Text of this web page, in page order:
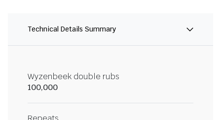
Technical Details Summary
Wyzenbeek double rubs
100,000